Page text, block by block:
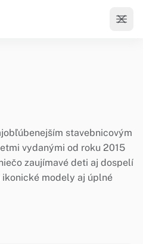
stavebnicovým
vydanými od roku 2015
zaujímavé deti aj dospelí
modely aj úplné